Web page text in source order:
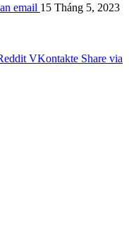
email 15 Tháng 5, 2023
VKontakte Share via